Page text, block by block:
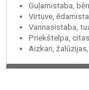
Guļamistaba,
Virtuve,
Vannasistaba,
Priekštelpa,
Aizkari,